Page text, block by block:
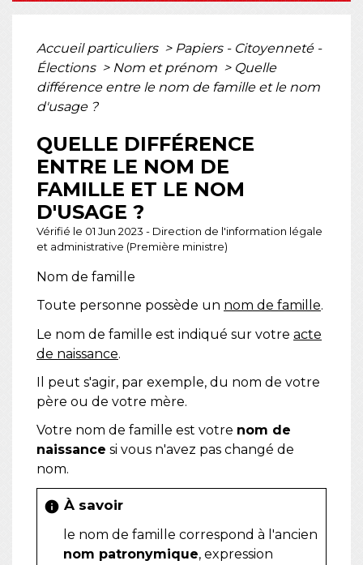
Accueil particuliers > Papiers - Citoyenneté -
Élections > Nom et prénom > Quelle
différence entre le nom de famille et le nom
d'usage ?
QUELLE DIFFÉRENCE
ENTRE LE NOM DE
FAMILLE ET LE NOM
D'USAGE ?
Vérifié le 01 Jun 2023 - Direction de l'information légale
et administrative (Première ministre)
Nom de famille
Toute personne possède un nom de famille.
Le nom de famille est indiqué sur votre acte
de naissance.
Il peut s'agir, par exemple, du nom de votre
père ou de votre mère.
Votre nom de famille est votre nom de
naissance si vous n'avez pas changé de
nom.
info À savoir
le nom de famille correspond à l'ancien
nom patronymique, expression